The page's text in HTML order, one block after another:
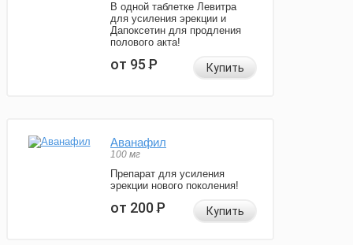
В одной таблетке Левитра
для усиления эрекции и
Дапоксетин для продления
полового акта!
от 95Р Купить
Аванафил
100 мг
Препарат для усиления
эрекции нового поколения!
от 200Р Купить